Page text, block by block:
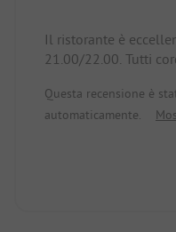
Il ristorante è
21.00/22.00. Tutti
tornare!
Questa recensione è
automaticamente.